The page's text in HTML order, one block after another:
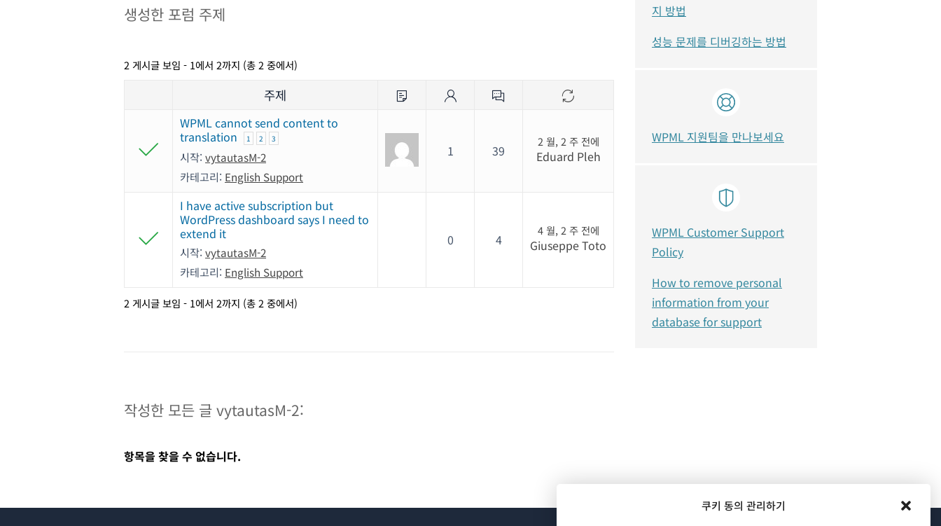
쿠키 동의 관리하기
생성한 포럼 주제
2 게시글 보임 - 1에서 2까지 (총 2 중에서)
주제
WPML cannot send content to
translation
1 2 3
시작: vytautasM-2
카테고리: English Support
1 39
2 월, 2 주 전에
Eduard Pleh
I have active subscription but
WordPress dashboard says I need to
extend it
시작: vytautasM-2
카테고리: English Support
0 4
4 월, 2 주 전에
Giuseppe Toto
2 게시글 보임 - 1에서 2까지 (총 2 중에서)
작성한 모든 글 vytautasM-2:
항목을 찾을 수 없습니다.
지 방법
성능 문제를 디버깅하는 방법
WPML 지원팀을 만나보세요
WPML Customer Support
Policy
How to remove personal
information from your
database for support